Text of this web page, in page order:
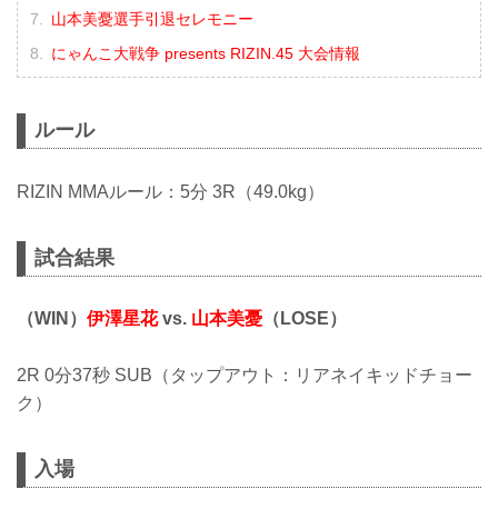
山本美憂選手引退セレモニー
にゃんこ大戦争 presents RIZIN.45 大会情報
ルール
RIZIN MMAルール：5分 3R（49.0kg）
試合結果
（WIN） 伊澤星花vs. 山本美憂 （LOSE）
2R 0分37秒 SUB（タップアウト：リアネイキッドチョー
ク）
入場